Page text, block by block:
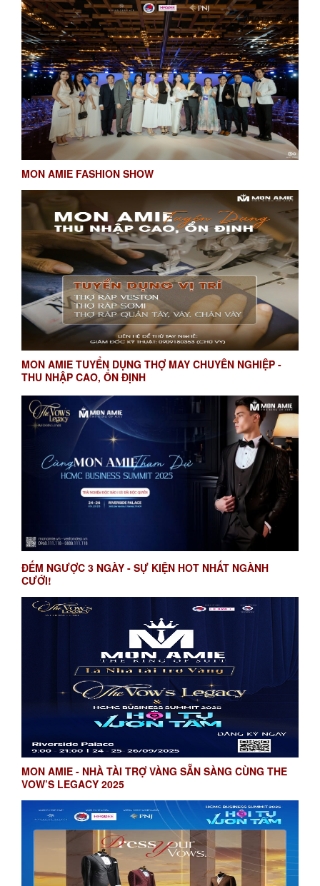
MON AMIE FASHION SHOW
MON AMIE TUYỂN DỤNG THỢ MAY CHUYÊN NGHIỆP -
THU NHẬP CAO, ỔN ĐỊNH
ĐẾM NGƯỢC 3 NGÀY - SỰ KIỆN HOT NHẤT NGÀNH
CƯỚI!
MON AMIE - NHÀ TÀI TRỢ VÀNG SẴN SÀNG CÙNG THE
VOW’S LEGACY 2025